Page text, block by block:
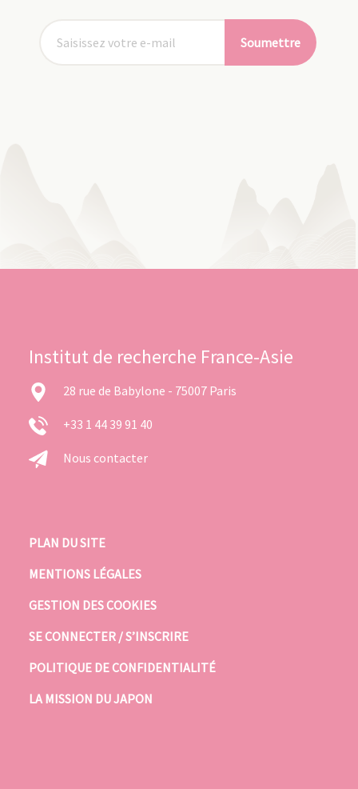
Soumettre
Institut de recherche France-Asie
28 rue de Babylone - 75007 Paris
+33 1 44 39 91 40
Nous contacter
PLAN DU SITE
MENTIONS LÉGALES
GESTION DES COOKIES
SE CONNECTER / S’INSCRIRE
POLITIQUE DE CONFIDENTIALITÉ
LA MISSION DU JAPON